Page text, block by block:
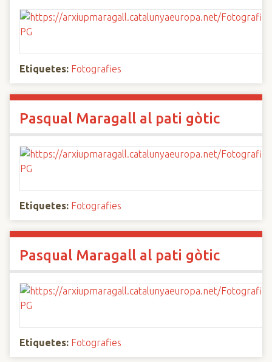
Etiquetes: Fotografies
Pasqual Maragall al pati gòtic
Etiquetes: Fotografies
Pasqual Maragall al pati gòtic
Etiquetes: Fotografies